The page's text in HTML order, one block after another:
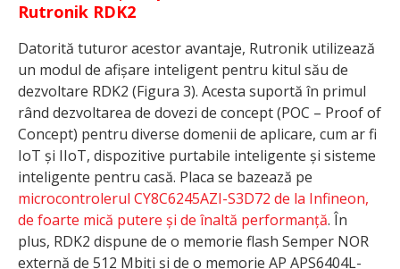
Rutronik RDK2
Datorită tuturor acestor avantaje, Rutronik utilizează
un modul de afișare inteligent pentru kitul său de
dezvoltare RDK2 (Figura 3). Acesta suportă în primul
rând dezvoltarea de dovezi de concept (POC – Proof of
Concept) pentru diverse domenii de aplicare, cum ar fi
IoT și IIoT, dispozitive purtabile inteligente și sisteme
inteligente pentru casă. Placa se bazează pe
microcontrolerul CY8C6245AZI-S3D72 de la Infineon,
de foarte mică putere și de înaltă performanță. În
plus, RDK2 dispune de o memorie flash Semper NOR
externă de 512 Mbiți și de o memorie AP APS6404L-